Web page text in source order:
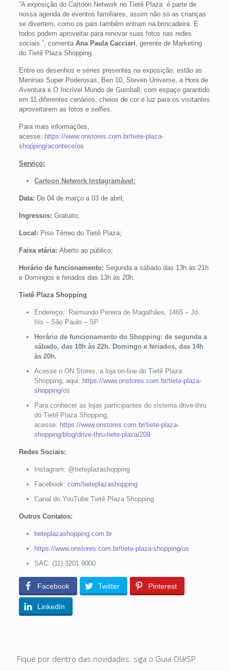
“A exposição do Cartoon Network no Tietê Plaza é parte de
nossa agenda de eventos familiares, assim não só as crianças
se divertem, como os pais também entram na brincadeira. E
todos podem aproveitar para renovar suas fotos nas redes
sociais.”, comenta Ana Paula Cacciari, gerente de Marketing
do Tietê Plaza Shopping.
Entre os desenhos e séries presentes na exposição, estão as
Meninas Super Poderosas, Ben 10, Steven Universe, a Hora de
Aventura e O Incrível Mundo de Gumball, com espaço garantido
em 11 diferentes cenários, cheios de cor e luz para os visitantes
aproveitarem as fotos e selfies.
Para mais informações,
acesse: https://www.onstores.com.br/tiete-plaza-
shopping/acontece/os
Serviço:
Cartoon Network Instagramável:
Data: De 04 de março a 03 de abril;
Ingressos: Gratuito;
Local: Piso Térreo do Tietê Plaza;
Faixa etária: Aberto ao público;
Horário de funcionamento: Segunda a sábado das 13h às 21h
e Domingos e feriados das 13h às 20h.
Tietê Plaza Shopping
Endereço: Raimundo Pereira de Magalhães, 1465 – Jd.
Iris – São Paulo – SP
Horário de funcionamento do Shopping: de segunda a
sábado, das 10h às 22h. Domingo e feriados, das 14h
às 20h.
Acesse o ON Stores, a loja on-line do Tietê Plaza
Shopping, aqui: https://www.onstores.com.br/tiete-plaza-
shopping/os
Para conhecer as lojas participantes do sistema drive-thru
do Tietê Plaza Shopping,
acesse: https://www.onstores.com.br/tiete-plaza-
shopping/blog/drive-thru-tiete-plaza/209
Redes Sociais:
Instagram: @tieteplazashopping
Facebook: com/tieteplazashopping
Canal do YouTube:Tietê Plaza Shopping
Outros Contatos:
tieteplazashopping.com.br
https://www.onstores.com.br/tiete-plaza-shopping/os
SAC: (11) 3201 9000
Facebook Twitter Pinterest
LinkedIn
Fique por dentro das novidades: siga o Guia Olá!SP